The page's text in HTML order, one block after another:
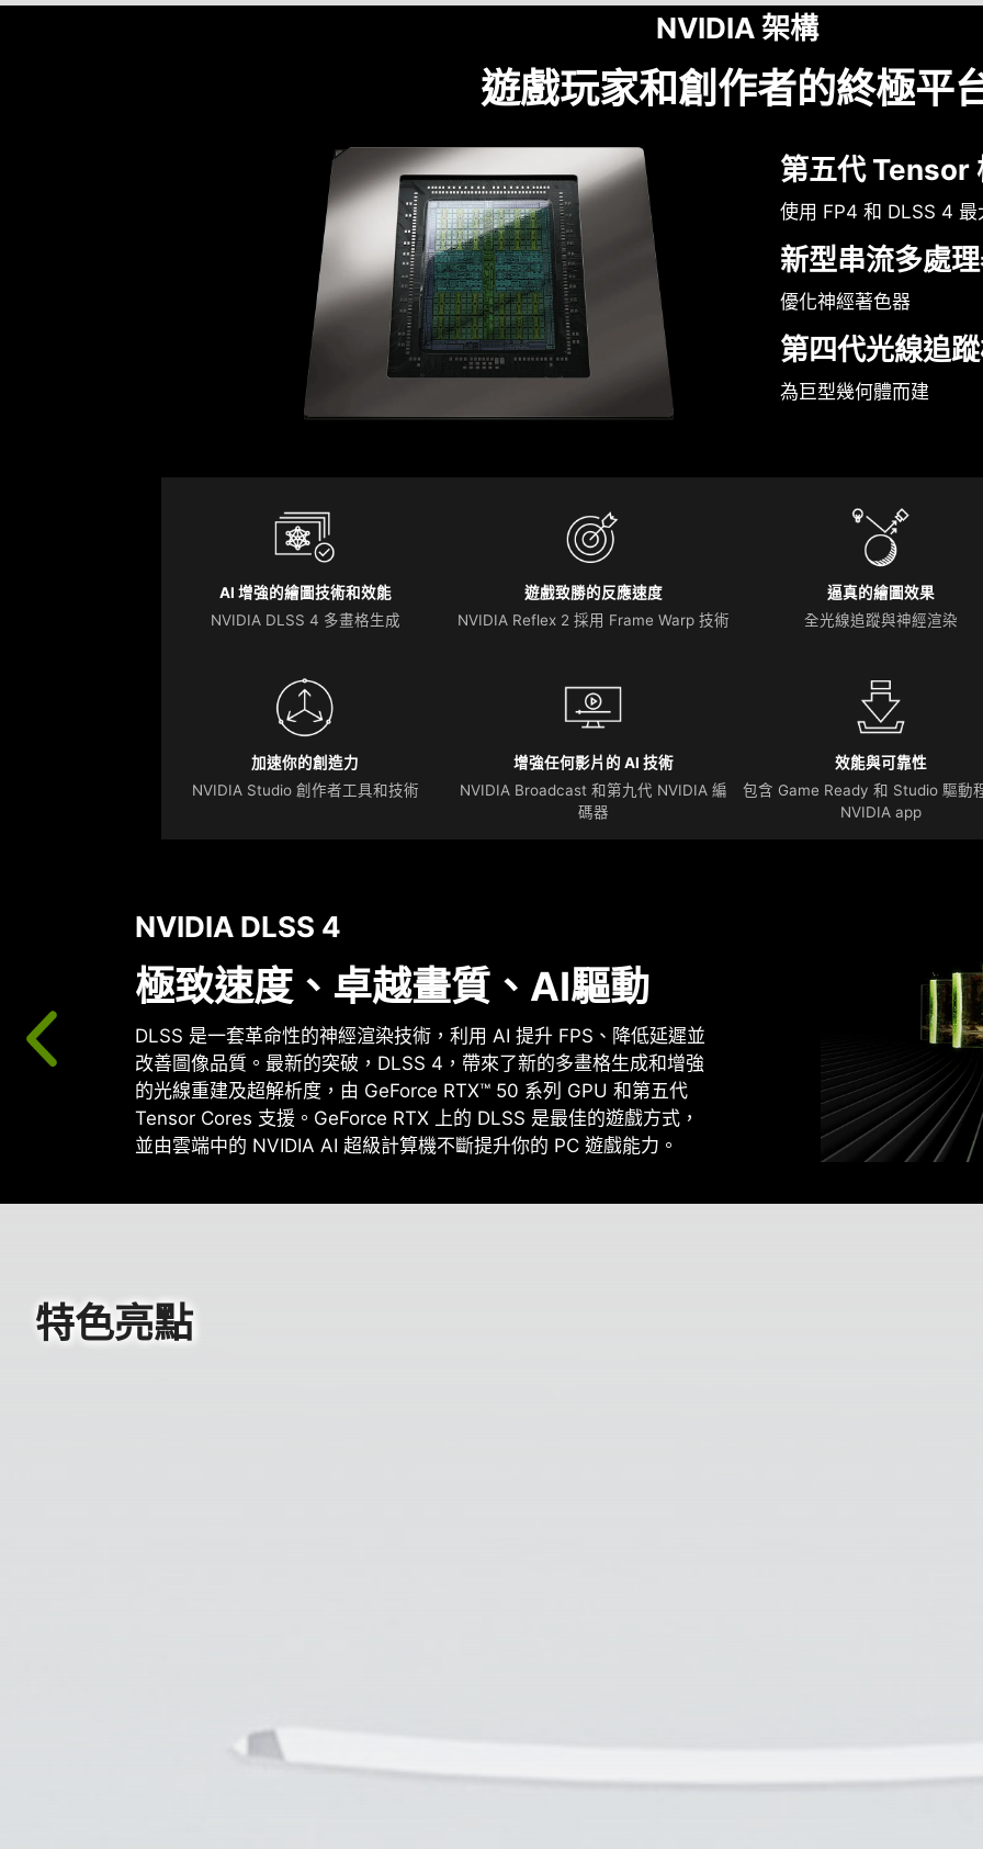
NVIDIA 架構
遊戲玩家和創作者的終極平
第五代 Tensor
使用 FP4 和 DLSS 4 最
新型串流多處
優化神經著色器
第四代光線追
為巨型幾何體而建
AI 增強的繪圖技術和效能
NVIDIA DLSS 4 多畫格生成
遊戲致勝的反應速度
NVIDIA Reflex 2 採用 Frame Warp 技術
逼真的繪圖效果
全光線追蹤與神經渲染
加速你的創造力
NVIDIA Studio 創作者工具和技術
增強任何影片的 AI 技術
NVIDIA Broadcast 和第九代 NVIDIA 編
碼器
效能與可靠性
包含 Game Ready 和 Studio 驅動
NVIDIA app
NVIDIA DLSS 4
極致速度、卓越畫質、AI驅動
DLSS 是一套革命性的神經渲染技術，利用 AI 提升 FPS、降低延遲並
改善圖像品質。最新的突破，DLSS 4，帶來了新的多畫格生成和增強
的光線重建及超解析度，由 GeForce RTX™ 50 系列 GPU 和第五代
Tensor Cores 支援。GeForce RTX 上的 DLSS 是最佳的遊戲方式，
並由雲端中的 NVIDIA AI 超級計算機不斷提升你的 PC 遊戲能力。
特色亮點